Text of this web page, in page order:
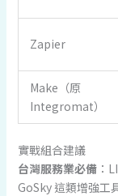
Zapier
Make（原
Integromat）
實戰組合建議
台灣服務業必備：
GoSky 這類增強工